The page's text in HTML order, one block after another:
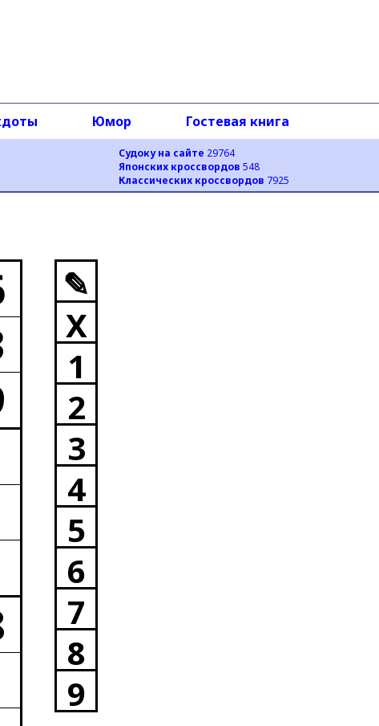
Судоку на сайте 29764
Японских кроссвордов 548
Классических кроссвордов 7925
Юмор Гостевая книга
✎
X
1
2
3
4
5
6
7
8
9